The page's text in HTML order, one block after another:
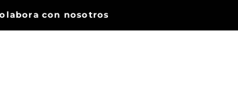
con nosotros